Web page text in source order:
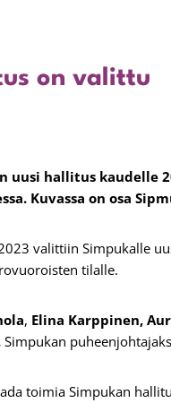
on valittu
uusi hallitus kaudelle
Kuvassa on osa
valittiin Simpukalle
tilalle.
, Elina Karppinen,
Simpukan
toimia Simpukan